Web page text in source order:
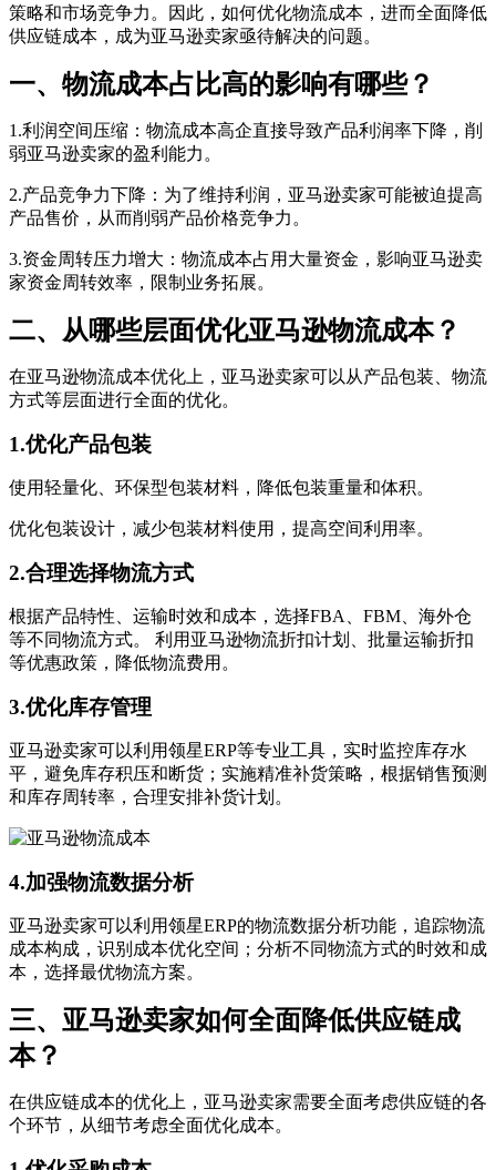
策略和市场竞争力。因此，如何优化物流成本，进而全面降低
供应链成本，成为亚马逊卖家亟待解决的问题。
一、物流成本占比高的影响有哪些？
1.利润空间压缩：物流成本高企直接导致产品利润率下降，削
弱亚马逊卖家的盈利能力。
2.产品竞争力下降：为了维持利润，亚马逊卖家可能被迫提高
产品售价，从而削弱产品价格竞争力。
3.资金周转压力增大：物流成本占用大量资金，影响亚马逊卖
家资金周转效率，限制业务拓展。
二、从哪些层面优化亚马逊物流成本？
在亚马逊物流成本优化上，亚马逊卖家可以从产品包装、物流
方式等层面进行全面的优化。
1.优化产品包装
使用轻量化、环保型包装材料，降低包装重量和体积。
优化包装设计，减少包装材料使用，提高空间利用率。
2.合理选择物流方式
根据产品特性、运输时效和成本，选择FBA、FBM、海外仓
等不同物流方式。 利用亚马逊物流折扣计划、批量运输折扣
等优惠政策，降低物流费用。
3.优化库存管理
亚马逊卖家可以利用领星ERP等专业工具，实时监控库存水
平，避免库存积压和断货；实施精准补货策略，根据销售预测
和库存周转率，合理安排补货计划。
4.加强物流数据分析
亚马逊卖家可以利用领星ERP的物流数据分析功能，追踪物流
成本构成，识别成本优化空间；分析不同物流方式的时效和成
本，选择最优物流方案。
三、亚马逊卖家如何全面降低供应链成
本？
在供应链成本的优化上，亚马逊卖家需要全面考虑供应链的各
个环节，从细节考虑全面优化成本。